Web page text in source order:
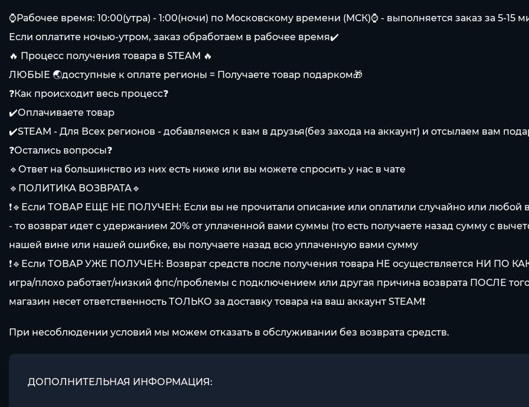
⌚Рабочее время: 10:00(утра) - 1:00(ночи) по Московскому времени (МСК)⌚ - выполняется заказ за 5-15
Если оплатите ночью-утром, заказ обработаем в рабочее время✔️
🔥 Процесс получения товара в STEAM 🔥
ЛЮБЫЕ 🌏доступные к оплате регионы = Получаете товар подарком🎁
❓Как происходит весь процесс❓
✔️Оплачиваете товар
✔️STEAM - Для Всех регионов - добавляемся к вам в друзья(без захода на аккаунт) и отсылаем вам
❓Остались вопросы❓
🔹Ответ на большинство из них есть ниже или вы можете спросить у нас в чате
🔹ПОЛИТИКА ВОЗВРАТА🔹
❗🔹Если ТОВАР ЕЩЕ НЕ ПОЛУЧЕН: Если вы не прочитали описание или оплатили случайно или
- то возврат идет с удержанием 20% от уплаченной вами суммы (то есть получаете назад сумму с
нашей вине или нашей ошибке, вы получаете назад всю уплаченную вами сумму
❗🔹Если ТОВАР УЖЕ ПОЛУЧЕН: Возврат средств после получения товара НЕ осуществляется НИ ПО
игра/плохо работает/низкий фпс/проблемы с подключением или другая причина возврата ПОСЛЕ
магазин несет ответственность ТОЛЬКО за доставку товара на ваш аккаунт STEAM❗
При несоблюдении условий мы можем отказать в обслуживании без возврата средств.
ДОПОЛНИТЕЛЬНАЯ ИНФОРМАЦИЯ: